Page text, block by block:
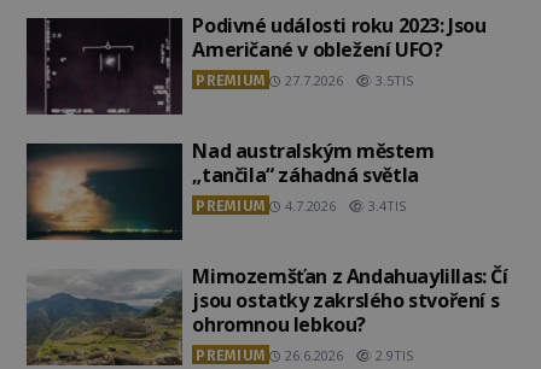
Podivné události roku 2023: Jsou
Američané v obležení UFO?
PREMIUM 27.7.2026 3.5TIS
Nad australským městem
„tančila“ záhadná světla
PREMIUM 4.7.2026 3.4TIS
Mimozemšťan z Andahuaylillas: Čí
jsou ostatky zakrslého stvoření s
ohromnou lebkou?
PREMIUM 26.6.2026 2.9TIS